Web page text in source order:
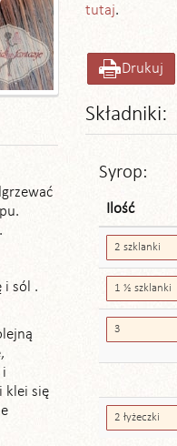
i sól .
i
klei się
tutaj.
Drukuj
Składniki:
Syrop:
Ilość
2 szklanki
1 ½ szklanki
3
2 łyżeczki